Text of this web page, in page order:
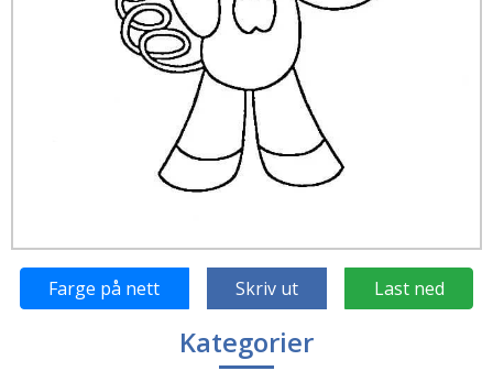
Farge på nett Skriv ut Last ned
Kategorier